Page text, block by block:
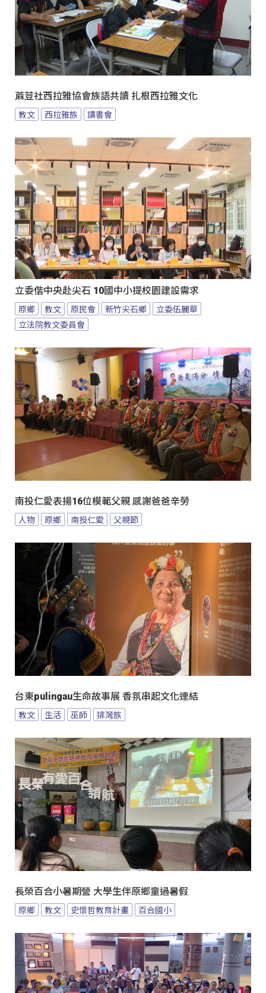
蔴荳社西拉雅協會族語共讀 扎根西拉雅文化
教文 西拉雅族 讀書會
立委偕中央赴尖石 10國中小提校園建設需求
原鄉 教文 原民會 新竹尖石鄉
立委伍麗華
立法院教文委員會
南投仁愛表揚16位模範父親 感謝爸爸辛勞
人物 原鄉 南投仁愛 父親節
台東pulingau生命故事展 香氛串起文化連結
教文 生活 巫師 排灣族
長榮百合小暑期營 大學生伴原鄉童過暑假
原鄉 教文 史懷哲教育計畫 百合國小